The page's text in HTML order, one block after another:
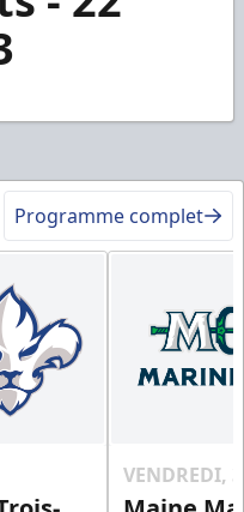
Programme complet
VENDREDI,